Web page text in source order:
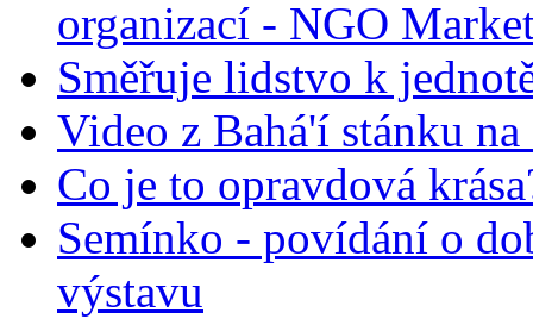
organizací - NGO
Směřuje lidstvo k
Video z Bahá'í stánku
Co je to opravdová
Semínko - povídání o
výstavu